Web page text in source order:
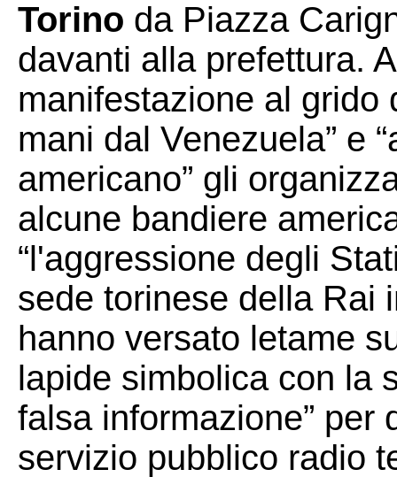
Torino da Piazza
davanti alla prefettura.
manifestazione al grido
mani dal Venezuela” e
americano” gli
alcune bandiere
“l'aggressione degli
sede torinese della Rai
hanno versato letame
lapide simbolica con la
falsa informazione” per
servizio pubblico radio